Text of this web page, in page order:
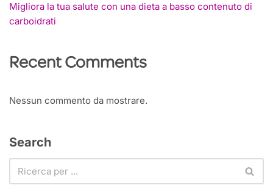
Migliora la tua salute con una dieta a basso contenuto di
carboidrati
Recent Comments
Nessun commento da mostrare.
Search